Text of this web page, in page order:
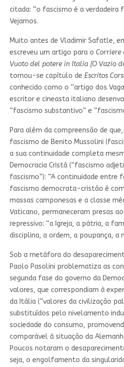
citada: “o fascismo é a verdadeira
Vejamos.
Muito antes de Vladimir Safatle,
escreveu um artigo para o Corriere
Vuoto del potere in Italia [O Vazio
tornou-se capítulo de Escritos
conhecido como o “artigo dos
escritor e cineasta italiano
“fascismo substantivo” e
Para além da compreensão de
fascismo de Benito Mussolini
a sua continuidade completa
Democracia Cristã (“fascismo
fascismo”): “A continuidade entre
fascismo democrata-cristão é
massas camponesas e a classe
Vaticano, permaneceram presas
repressivo: “a Igreja, a pátria, a
disciplina, a ordem, a poupança, a
Sob a metáfora do
Paolo Pasolini problematiza as
segunda fase do governo da
valores, que correspondiam à
da Itália (“valores da civilização
substituídos pelo nivelamento
sociedade do consumo,
comparável à situação da
Poucos notaram o
seja, o engolfamento da